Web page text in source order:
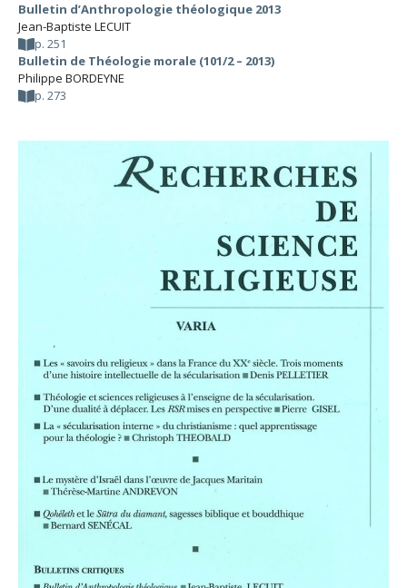
Bulletin d’Anthropologie théologique 2013
Jean-Baptiste LECUIT
p. 251
Bulletin de Théologie morale (101/2 – 2013)
Philippe BORDEYNE
p. 273